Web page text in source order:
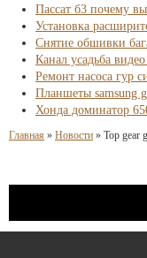
Пассат б3 почему
Установка
Снятие обшивки
Канал усадьба
Ремонт насоса гур
Планшеты samsung
Хонда доминатор
Главная » Новости » Top gear